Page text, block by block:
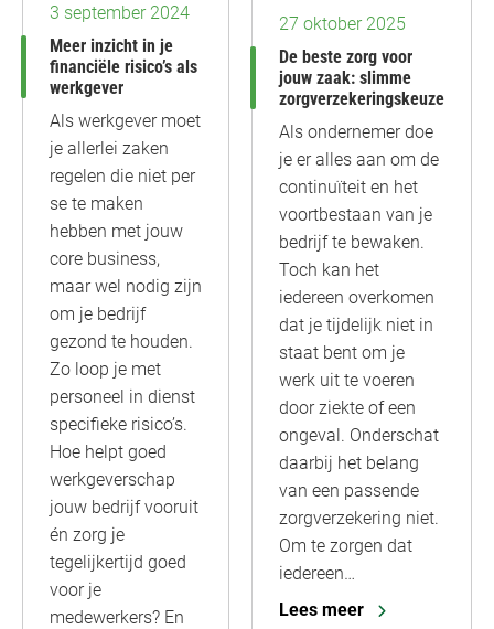
3 september 2024
Meer inzicht in je
financiële risico’s als
werkgever
Als werkgever moet
je allerlei zaken
regelen die niet per
se te maken
hebben met jouw
core business,
maar wel nodig zijn
om je bedrijf
gezond te houden.
Zo loop je met
personeel in dienst
specifieke risico’s.
Hoe helpt goed
werkgeverschap
jouw bedrijf vooruit
én zorg je
tegelijkertijd goed
voor je
medewerkers? En
27 oktober 2025
De beste zorg voor
jouw zaak: slimme
zorgverzekeringskeuze
Als ondernemer doe
je er alles aan om de
continuïteit en het
voortbestaan van je
bedrijf te bewaken.
Toch kan het
iedereen overkomen
dat je tijdelijk niet in
staat bent om je
werk uit te voeren
door ziekte of een
ongeval. Onderschat
daarbij het belang
van een passende
zorgverzekering niet.
Om te zorgen dat
iedereen…
Lees meer